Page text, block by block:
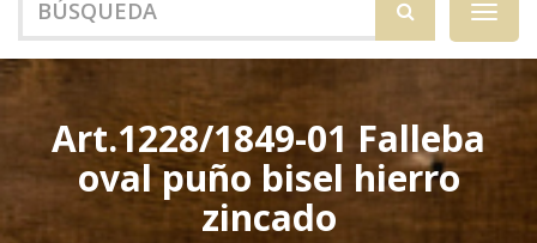
Menú
de
Art.1228/1849-01 Falleba
oval puño bisel hierro
zincado